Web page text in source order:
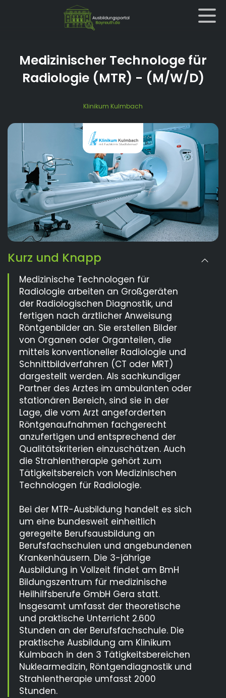
Medizinischer Technologe für
Radiologie (MTR) - (M/W/D)
Klinikum Kulmbach
Kurz und Knapp
Medizinische Technologen für
Radiologie arbeiten an Großgeräten
der Radiologischen Diagnostik, und
fertigen nach ärztlicher Anweisung
Röntgenbilder an. Sie erstellen Bilder
von Organen oder Organteilen, die
mittels konventioneller Radiologie und
Schnittbildverfahren (CT oder MRT)
dargestellt werden. Als sachkundiger
Partner des Arztes im ambulanten oder
stationären Bereich, sind sie in der
Lage, die vom Arzt angeforderten
Röntgenaufnahmen fachgerecht
anzufertigen und entsprechend der
Qualitätskriterien einzuschätzen. Auch
die Strahlentherapie gehört zum
Tätigkeitsbereich von Medizinischen
Technologen für Radiologie.
Bei der MTR-Ausbildung handelt es sich
um eine bundesweit einheitlich
geregelte Berufsausbildung an
Berufsfachschulen und angebundenen
Krankenhäusern. Die 3-jährige
Ausbildung in Vollzeit findet am BmH
Bildungszentrum für medizinische
Heilhilfsberufe GmbH Gera statt.
Insgesamt umfasst der theoretische
und praktische Unterricht 2.600
Stunden an der Berufsfachschule. Die
praktische Ausbildung am Klinikum
Kulmbach in den 3 Tätigkeitsbereichen
Nuklearmedizin, Röntgendiagnostik und
Strahlentherapie umfasst 2000
Stunden.